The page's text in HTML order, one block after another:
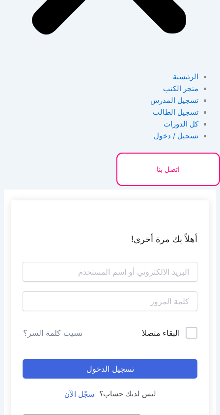
الرئيسية
متجر الكتب
تسجيل المدرس
تسجيل الطالب
كل الدورات
تسجيل / دخول
اتصل بنا
أهلاً بك مرة أخرى!
البقاء متصلا نسيت كلمة السر؟
تسجيل الدخول
ليس لديك حساب؟ سجّل الآن